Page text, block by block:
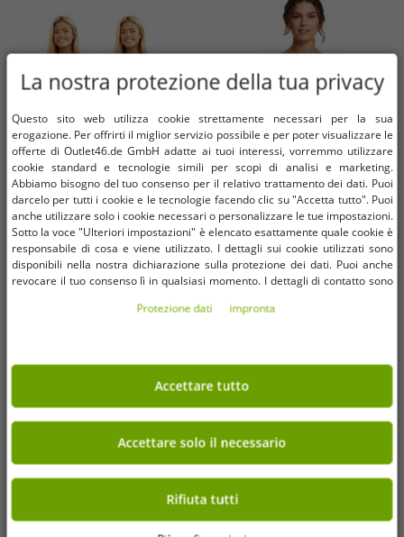
Taglie disponibili
38 40 42 44 46 48
50 52
Completo bikini da donna senza
Taglie disponibili
38 40 42 44 46 48
Top bikini semplice da donna con
958674 Marrone
Opinioni dei clienti
Sfortunatamente, non ci sono recensioni dei clienti per questo
articolo.
La nostra protezione della tua privacy
Questo sito web utilizza cookie strettamente necessari per la sua
erogazione. Per offrirti il ​​miglior servizio possibile e per poter visualizzare le
offerte di Outlet46.de GmbH adatte ai tuoi interessi, vorremmo utilizzare
cookie standard e tecnologie simili per scopi di analisi e marketing.
Abbiamo bisogno del tuo consenso per il relativo trattamento dei dati. Puoi
darcelo per tutti i cookie e le tecnologie facendo clic su "Accetta tutto". Puoi
anche utilizzare solo i cookie necessari o personalizzare le tue impostazioni.
Sotto la voce "Ulteriori impostazioni" è elencato esattamente quale cookie è
responsabile di cosa e viene utilizzato. I dettagli sui cookie utilizzati sono
disponibili nella nostra dichiarazione sulla protezione dei dati. Puoi anche
revocare il tuo consenso lì in qualsiasi momento. I dettagli di contatto sono
Protezione dati impronta
Accettare tutto
Accettare solo il necessario
Rifiuta tutti